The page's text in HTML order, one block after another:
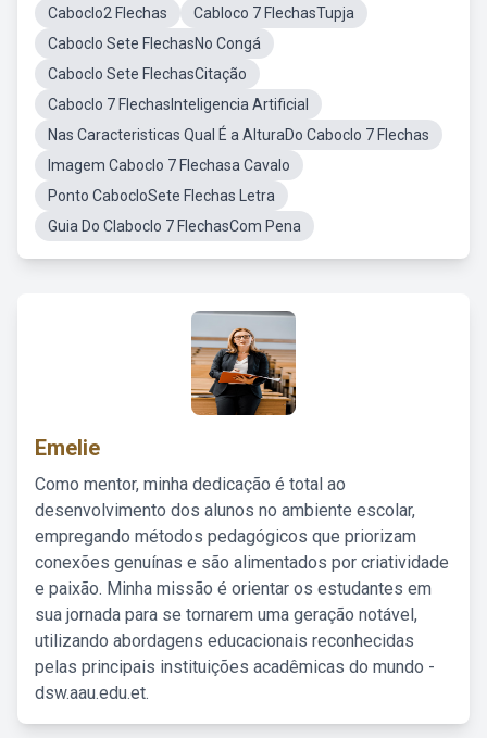
Caboclo2 Flechas
Cabloco 7 FlechasTupja
Caboclo Sete FlechasNo Congá
Caboclo Sete FlechasCitação
Caboclo 7 FlechasInteligencia Artificial
Nas Caracteristicas Qual É a AlturaDo Caboclo 7 Flechas
Imagem Caboclo 7 Flechasa Cavalo
Ponto CabocloSete Flechas Letra
Guia Do Claboclo 7 FlechasCom Pena
Emelie
Como mentor, minha dedicação é total ao
desenvolvimento dos alunos no ambiente escolar,
empregando métodos pedagógicos que priorizam
conexões genuínas e são alimentados por criatividade
e paixão. Minha missão é orientar os estudantes em
sua jornada para se tornarem uma geração notável,
utilizando abordagens educacionais reconhecidas
pelas principais instituições acadêmicas do mundo -
dsw.aau.edu.et.